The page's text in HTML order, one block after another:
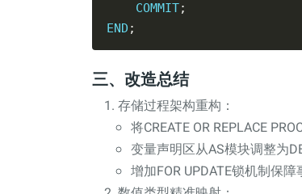
COMMIT
END
三、改造总结
​存储过程架构重构：
将CREATE OR REPLACE
变量声明区从AS模块调整为
增加FOR UPDATE锁机制保